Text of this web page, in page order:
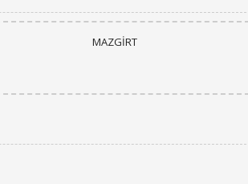
MAZGİRT